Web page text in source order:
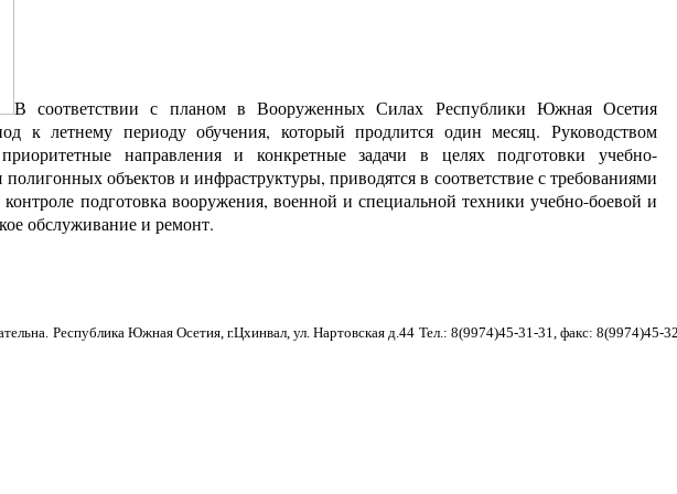
В соответствии с планом в Вооруженных Силах Республики Южная Осетия
к летнему периоду обучения, который продлится один месяц. Руководством
направления и конкретные задачи в целях подготовки учебно-
объектов и инфраструктуры, приводятся в соответствие с требованиями
подготовка вооружения, военной и специальной техники учебно-боевой и
обслуживание и ремонт.
Республика Южная Осетия, г.Цхинвал, ул. Нартовская д.44 Тел.: 8(9974)45-31-31, факс: 8(9974)45-